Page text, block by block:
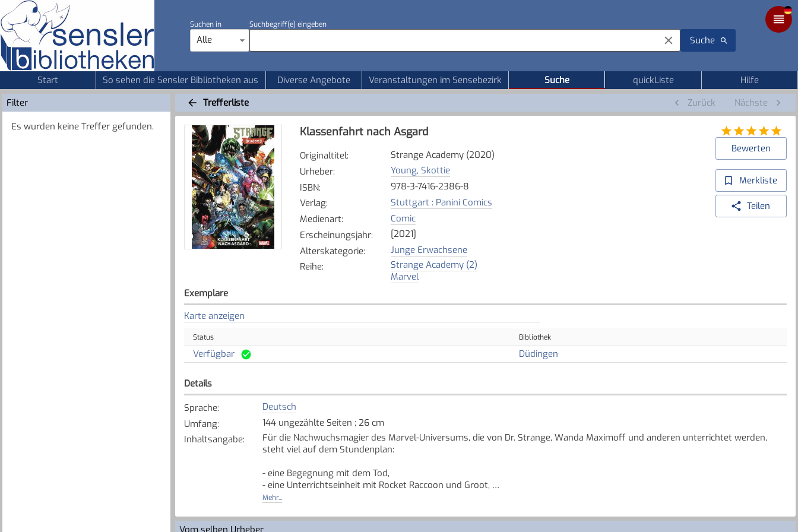
Suchen in
Alle
Suchbegriff(e) eingeben
Suche
Start So sehen die Sensler Bibliotheken aus Diverse Angebote Veranstaltungen im Sensebezirk Suche quickListe
Hilfe
Filter
Es wurden keine Treffer gefunden.
Trefferliste Zurück Nächste
Klassenfahrt nach Asgard
Originaltitel:
Strange Academy (2020)
Urheber:
Young, Skottie
ISBN:
978-3-7416-2386-8
Verlag:
Stuttgart : Panini Comics
Medienart:
Comic
Erscheinungsjahr:
[2021]
Alterskategorie:
Junge Erwachsene
Reihe:
Strange Academy (2)
Marvel
Bewerten
Merkliste
Teilen
Exemplare
Karte anzeigen
Status Bibliothek
Verfügbar Düdingen
Details
Sprache:
Deutsch
Umfang:
144 ungezählte Seiten ; 26 cm
Inhaltsangabe:
Für die Nachwuchsmagier des Marvel-Universums, die von Dr. Strange, Wanda Maximoff und anderen unterrichtet werden,
steht viel auf dem Stundenplan:
- eine Begegnung mit dem Tod,
- eine Unterrichtseinheit mit Rocket Raccoon und Groot,
- ein Familientag an der Akademie,
Mehr...